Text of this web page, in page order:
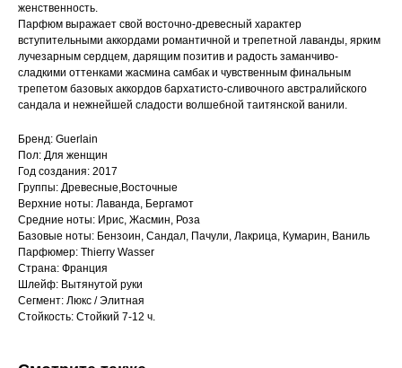
женственность.
Парфюм выражает свой восточно-древесный характер
вступительными аккордами романтичной и трепетной лаванды, ярким
лучезарным сердцем, дарящим позитив и радость заманчиво-
сладкими оттенками жасмина самбак и чувственным финальным
трепетом базовых аккордов бархатисто-сливочного австралийского
сандала и нежнейшей сладости волшебной таитянской ванили.
Бренд: Guerlain
Пол: Для женщин
Год создания: 2017
Группы: Древесные,Восточные
Верхние ноты: Лаванда, Бергамот
Средние ноты: Ирис, Жасмин, Роза
Базовые ноты: Бензоин, Сандал, Пачули, Лакрица, Кумарин, Ваниль
Парфюмер: Thierry Wasser
Страна: Франция
Шлейф: Вытянутой руки
Сегмент: Люкс / Элитная
Стойкость: Стойкий 7-12 ч.